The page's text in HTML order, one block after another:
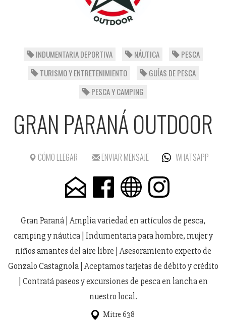
INDUMENTARIA DEPORTIVA NÁUTICA
PESCA
TURISMO Y ENTRETENIMIENTO
GUÍAS DE PESCA
PESCA Y CAMPING
GRAN PARANÁ OUTDOOR
CÓMO LLEGAR ENVIAR MENSAJE WHATSAPP
Gran Paraná | Amplia variedad en artículos de pesca,
camping y náutica | Indumentaria para hombre, mujer y
niños amantes del aire libre | Asesoramiento experto de
Gonzalo Castagnola | Aceptamos tarjetas de débito y crédito
| Contratá paseos y excursiones de pesca en lancha en
nuestro local.
Mitre 638